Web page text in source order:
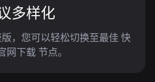
多样化
，您可以轻松切换至最佳 快
网下载 节点。